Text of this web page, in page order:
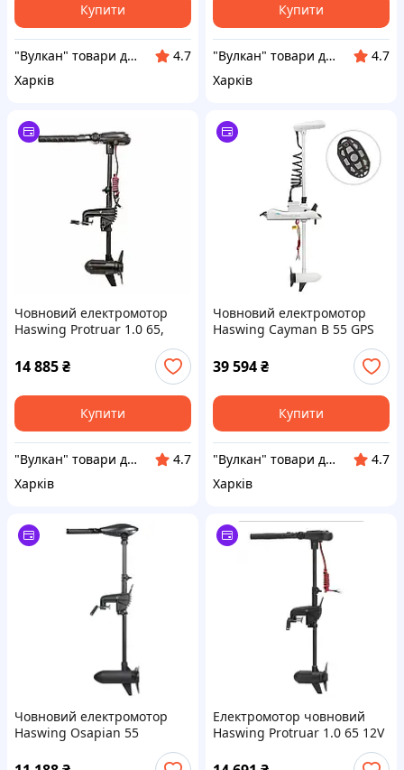
Купити
"Вулкан" товари для риболовлі, полювання, туризму та дайвінгу, човни та мотори
4.7
Харків
Купити
"Вулкан" товари для риболовлі, полювання, туризму та дайвінгу, човни та мотори
4.7
Харків
Човновий електромотор
Haswing Protruar 1.0 65,
14 885₴
Купити
"Вулкан" товари для риболовлі, полювання, туризму та дайвінгу, човни та мотори
4.7
Харків
Човновий електромотор
Haswing Cayman B 55 GPS
12 V 55 Lbs, дейдвуд 152 см
39 594₴
Купити
"Вулкан" товари для риболовлі, полювання, туризму та дайвінгу, човни та мотори
4.7
Харків
Човновий електромотор
Haswing Osapian 55
Number Reveals 12 V 55 lbs
з цифровим індикатором
Електромотор човновий
Haswing Protruar 1.0 65 12V
транцевий для прісної та